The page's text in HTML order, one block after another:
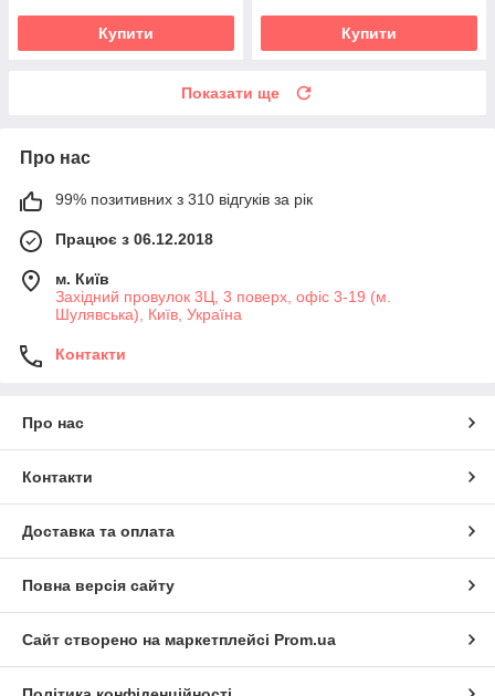
Купити Купити
Показати ще
Про нас
99% позитивних з 310 відгуків за рік
Працює з 06.12.2018
м. Київ
Західний провулок 3Ц, 3 поверх, офіс 3-19 (м.
Шулявська), Київ, Україна
Контакти
Про нас
Контакти
Доставка та оплата
Повна версія сайту
Сайт створено на маркетплейсі Prom.ua